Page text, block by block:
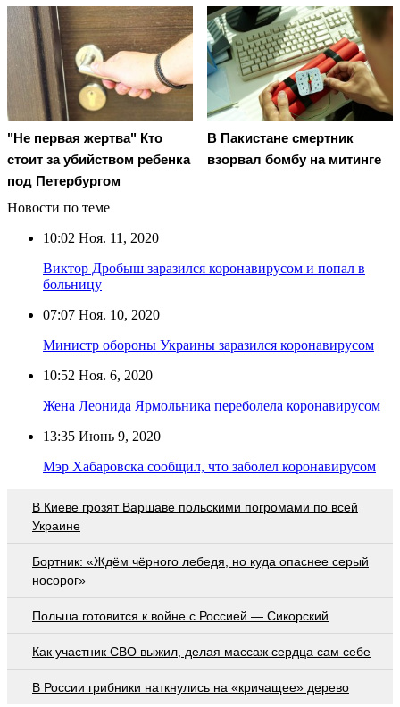
"Не первая жертва" Кто
стоит за убийством ребенка
под Петербургом
В Пакистане смертник
взорвал бомбу на митинге
Новости по теме
10:02 Ноя. 11, 2020
Виктор Дробыш заразился коронавирусом и попал в
больницу
07:07 Ноя. 10, 2020
Министр обороны Украины заразился коронавирусом
10:52 Ноя. 6, 2020
Жена Леонида Ярмольника переболела коронавирусом
13:35 Июнь 9, 2020
Мэр Хабаровска сообщил, что заболел коронавирусом
В Киеве грозят Варшаве польскими погромами по всей
Украине
Бортник: «Ждём чёрного лебедя, но куда опаснее серый
носорог»
Польша готовится к войне с Россией — Сикорский
Как участник СВО выжил, делая массаж сердца сам себе
В России грибники наткнулись на «кричащее» дерево